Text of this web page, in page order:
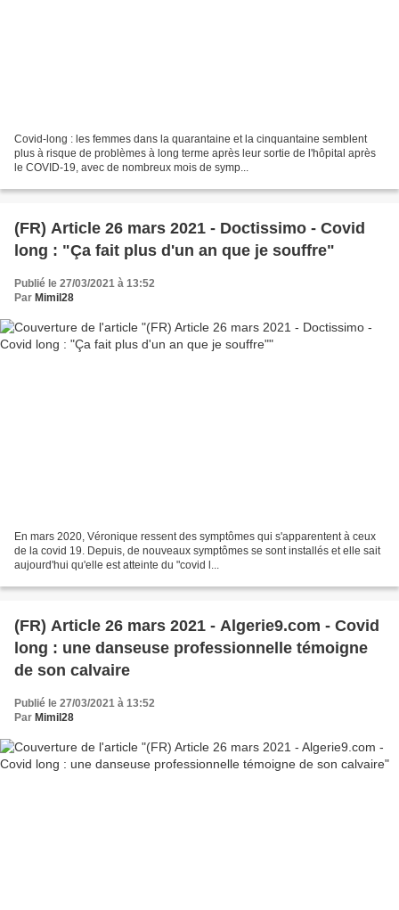
Covid-long : les femmes dans la quarantaine et la cinquantaine semblent
plus à risque de problèmes à long terme après leur sortie de l'hôpital après
le COVID-19, avec de nombreux mois de symp...
(FR) Article 26 mars 2021 - Doctissimo - Covid
long : "Ça fait plus d'un an que je souffre"
Publié le 27/03/2021 à 13:52
Par Mimil28
En mars 2020, Véronique ressent des symptômes qui s'apparentent à ceux
de la covid 19. Depuis, de nouveaux symptômes se sont installés et elle sait
aujourd'hui qu'elle est atteinte du "covid l...
(FR) Article 26 mars 2021 - Algerie9.com - Covid
long : une danseuse professionnelle témoigne
de son calvaire
Publié le 27/03/2021 à 13:52
Par Mimil28